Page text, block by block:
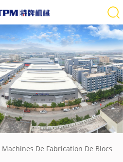
De Fabrication De Blocs